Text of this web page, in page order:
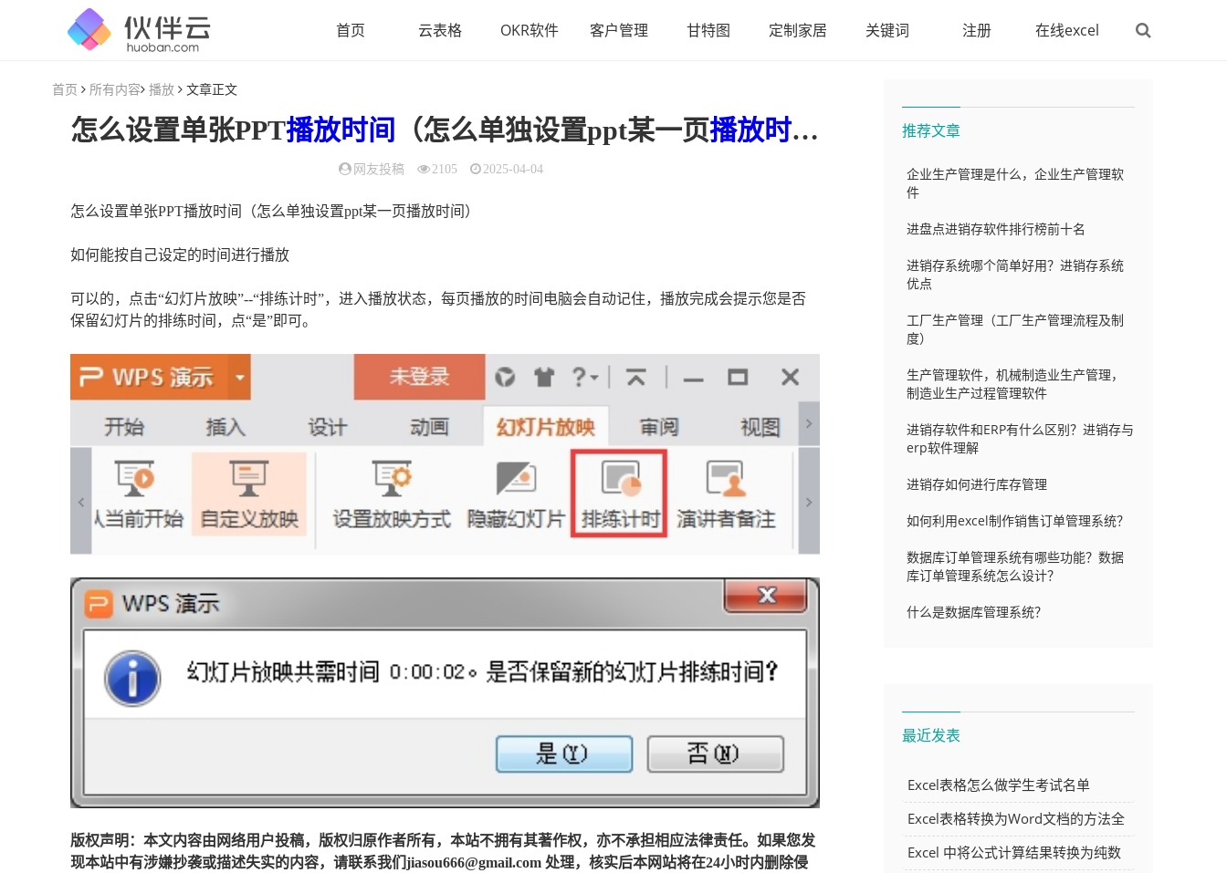
首页 云表格 OKR软件 客户管理 甘特图 定制家居 关键词 注册 在线excel
首页 所有内容 播放 文章正文
怎么设置单张PPT播放时间 （怎么单独设置ppt某一页播放时间
网友投稿 2105 2025-04-04
怎么设置单张PPT播放时间（怎么单独设置ppt某一页播放时间）
如何能按自己设定的时间进行播放
可以的，点击“幻灯片放映”--“排练计时”，进入播放状态，每页播放的时间电脑会自动记住，播放完成会提示您是否
保留幻灯片的排练时间，点“是”即可。
版权声明：本文内容由网络用户投稿，版权归原作者所有，本站不拥有其著作权，亦不承担相应法律责任。如果您发
现本站中有涉嫌抄袭或描述失实的内容，请联系我们jiasou666@gmail.com 处理，核实后本网站将在24小时内删除侵
推荐文章
企业生产管理是什么，企业生产管理软
件
进盘点进销存软件排行榜前十名
进销存系统哪个简单好用？进销存系统
优点
工厂生产管理（工厂生产管理流程及制
度）
生产管理软件，机械制造业生产管理，
制造业生产过程管理软件
进销存软件和ERP有什么区别？进销存与
erp软件理解
进销存如何进行库存管理
如何利用excel制作销售订单管理系统？
数据库订单管理系统有哪些功能？数据
库订单管理系统怎么设计？
什么是数据库管理系统？
最近发表
Excel表格怎么做学生考试名单
Excel表格转换为Word文档的方法全
解析
Excel 中将公式计算结果转换为纯数